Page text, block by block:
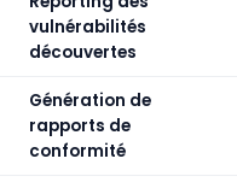
vulnérabilités
découvertes
Génération de
rapports de
conformité